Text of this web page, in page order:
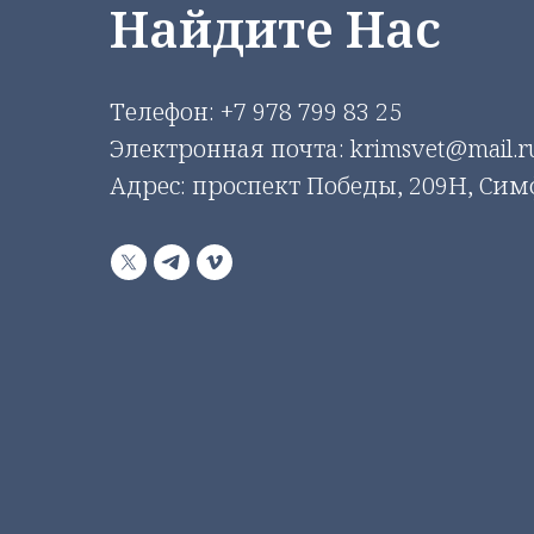
Найдите Нас
Телефон: +7 978 799 83 25
Электронная почта:
Адрес: проспект Победы, 209Н,